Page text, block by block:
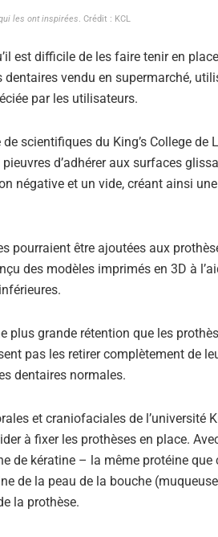
les ont inspirées. Crédit : KCL
est difficile de les faire tenir en
vendu en supermarché,
par les utilisateurs.
scientifiques du King’s College de
d’adhérer aux surfaces
négative et un vide, créant ainsi
pourraient être ajoutées aux
des modèles imprimés en 3D à
plus grande rétention que les
pas les retirer complètement de
dentaires normales.
et craniofaciales de l’université
à fixer les prothèses en place.
de kératine – la même protéine que
de la peau de la bouche
la prothèse.